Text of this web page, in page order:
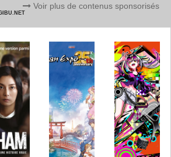
Voir plus de contenus sponsorisés